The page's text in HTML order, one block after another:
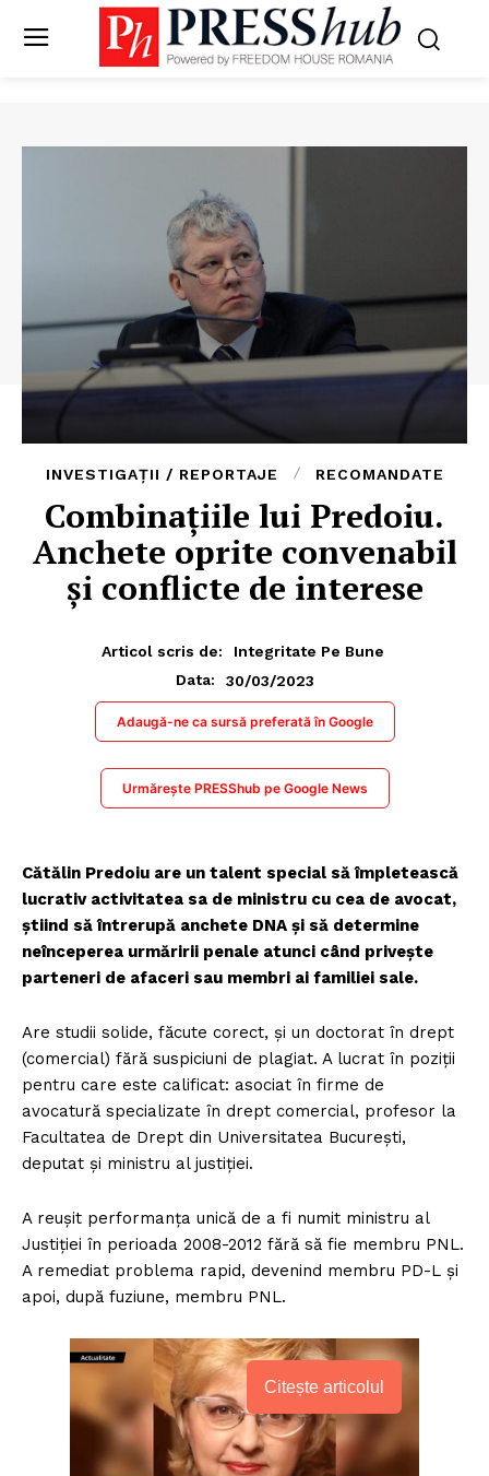
INVESTIGAȚII / REPORTAJE RECOMANDATE
Combinațiile lui Predoiu.
Anchete oprite convenabil
și conflicte de interese
Articol scris de:
Integritate Pe Bune
Data:
30/03/2023
Adaugă-ne ca sursă preferată în Google
Urmărește PRESShub pe Google News
Cătălin Predoiu are un talent special să împletească
lucrativ activitatea sa de ministru cu cea de avocat,
știind să întrerupă anchete DNA și să determine
neînceperea urmăririi penale atunci când privește
parteneri de afaceri sau membri ai familiei sale.
Are studii solide, făcute corect, și un doctorat în drept
(comercial) fără suspiciuni de plagiat. A lucrat în poziții
pentru care este calificat: asociat în firme de
avocatură specializate în drept comercial, profesor la
Facultatea de Drept din Universitatea București,
deputat și ministru al justiției.
A reușit performanța unică de a fi numit ministru al
Justiției în perioada 2008-2012 fără să fie membru PNL.
A remediat problema rapid, devenind membru PD-L și
apoi, după fuziune, membru PNL.
Citește articolul